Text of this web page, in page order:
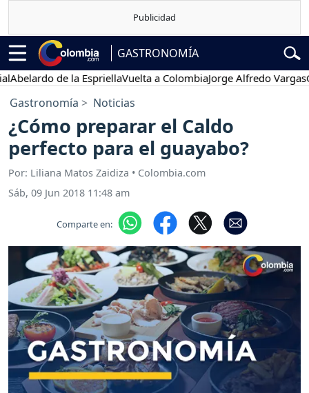
GASTRONOMÍA
de la EspriellaVuelta a ColombiaJorge Alfredo Vargas
Gastronomía Noticias
¿Cómo preparar el Caldo
perfecto para el guayabo?
Por: Liliana Matos Zaidiza • Colombia.com
Sáb, 09 Jun 2018 11:48 am
Comparte en: